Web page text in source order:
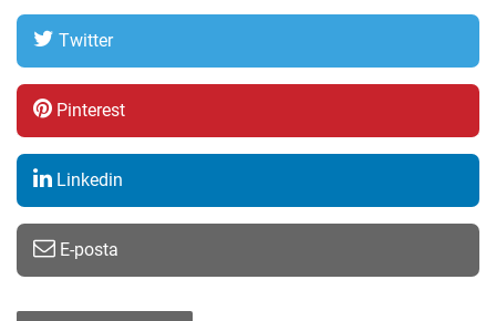
Twitter
Pinterest
Linkedin
E-posta